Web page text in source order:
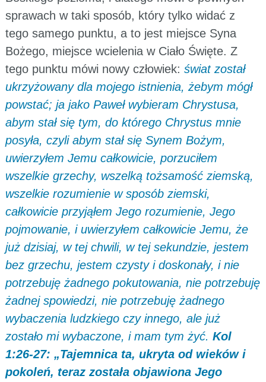
sprawach w taki sposób, który tylko widać z
tego samego punktu, a to jest miejsce Syna
Bożego, miejsce wcielenia w Ciało Święte. Z
tego punktu mówi nowy człowiek: świat został
ukrzyżowany dla mojego istnienia, żebym mógł
powstać; ja jako Paweł wybieram Chrystusa,
abym stał się tym, do którego Chrystus mnie
posyła, czyli abym stał się Synem Bożym,
uwierzyłem Jemu całkowicie, porzuciłem
wszelkie grzechy, wszelką tożsamość ziemską,
wszelkie rozumienie w sposób ziemski,
całkowicie przyjąłem Jego rozumienie, Jego
pojmowanie, i uwierzyłem całkowicie Jemu, że
już dzisiaj, w tej chwili, w tej sekundzie, jestem
bez grzechu, jestem czysty i doskonały, i nie
potrzebuję żadnego pokutowania, nie potrzebuję
żadnej spowiedzi, nie potrzebuję żadnego
wybaczenia ludzkiego czy innego, ale już
zostało mi wybaczone, i mam tym żyć. Kol
1:26-27: „Tajemnica ta, ukryta od wieków i
pokoleń, teraz została objawiona Jego